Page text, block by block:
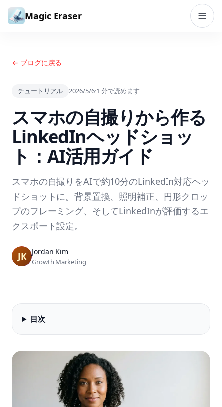
コンテンツへスキップ
Magic Eraser
← ブログに戻る
チュートリアル 2026/5/6·1 分で読めます
スマホの自撮りから作る
LinkedInヘッドショッ
ト：AI活用ガイド
スマホの自撮りをAIで約10分のLinkedIn対応ヘッ
ドショットに。背景置換、照明補正、円形クロッ
プのフレーミング、そしてLinkedInが評価するエ
クスポート設定。
Jordan Kim
Growth Marketing
目次